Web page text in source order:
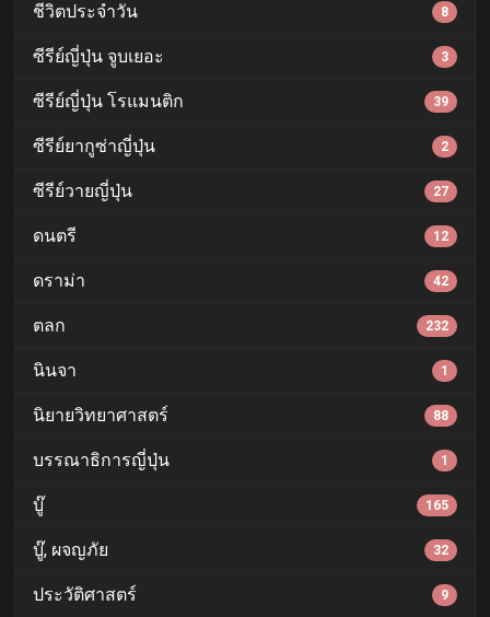
ชีวิตประจำวัน 8
ซีรีย์ญี่ปุ่น จูบเยอะ 3
ซีรีย์ญี่ปุ่น โรแมนติก 39
ซีรีย์ยากูซ่าญี่ปุ่น 2
ซีรีย์วายญี่ปุ่น 27
ดนตรี 12
ดราม่า 42
ตลก 232
นินจา 1
นิยายวิทยาศาสตร์ 88
บรรณาธิการญี่ปุ่น 1
บู๊ 165
บู๊, ผจญภัย 32
ประวัติศาสตร์ 9